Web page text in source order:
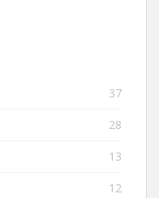
37
28
13
12